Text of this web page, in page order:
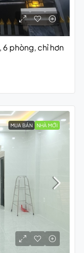
6 phòng, chỉ hơn
MUA BÁN NHÀ MỚI